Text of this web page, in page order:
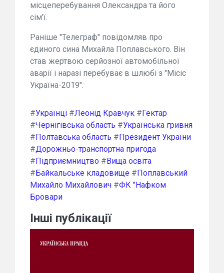
місцеперебування Олександра та його
сім'ї.
Раніше "Телеграф" повідомляв про
єдиного сина Михайла Поплавського. Він
став жертвою серйозної автомобільної
аварії і наразі перебуває в шлюбі з "Місіс
Україна-2019".
#Українці #Леонід Кравчук # Гектар
#Чернігівська область #Українська гривня
# Полтавська область # Президент України
#Дорожньо-транспортна пригода
# Підприємництво # Вища освіта
# Байкальське кладовище # Поплавський
Михайло Михайлович #ФК "Нафком
Бровари
Інші публікації